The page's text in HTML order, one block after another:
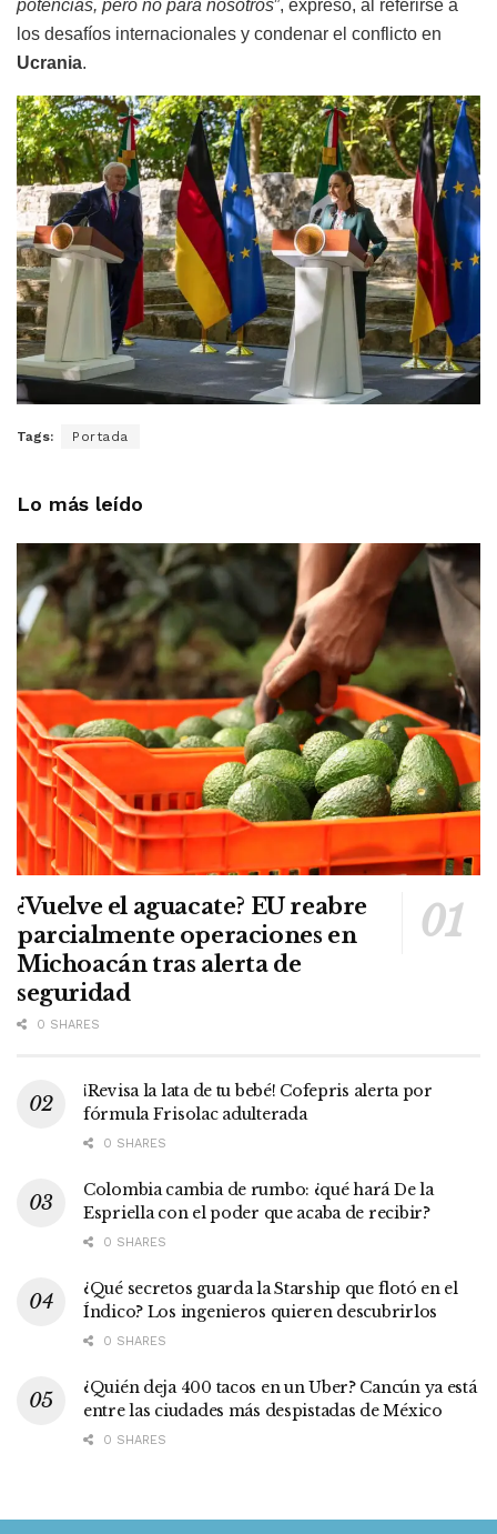
potencias, pero no para nosotros”, expresó, al referirse a
los desafíos internacionales y condenar el conflicto en
Ucrania.
Tags: Portada
Lo más leído
¿Vuelve el aguacate? EU reabre
parcialmente operaciones en
Michoacán tras alerta de
seguridad
0 SHARES
¡Revisa la lata de tu bebé! Cofepris alerta por
fórmula Frisolac adulterada
0 SHARES
Colombia cambia de rumbo: ¿qué hará De la
Espriella con el poder que acaba de recibir?
0 SHARES
¿Qué secretos guarda la Starship que flotó en el
Índico? Los ingenieros quieren descubrirlos
0 SHARES
¿Quién deja 400 tacos en un Uber? Cancún ya está
entre las ciudades más despistadas de México
0 SHARES